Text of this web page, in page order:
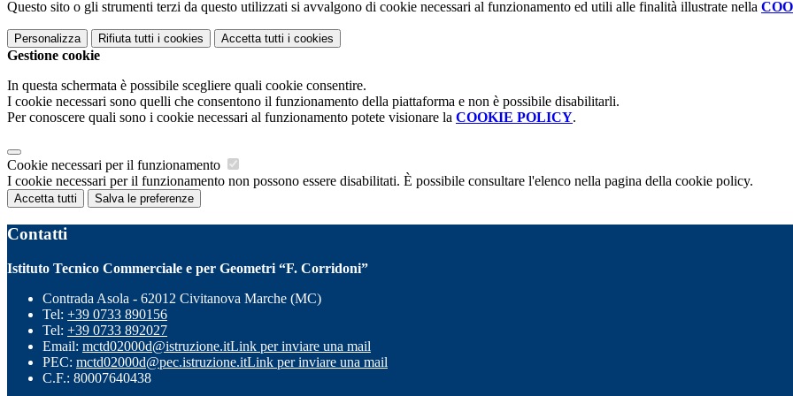
Questo sito o gli strumenti terzi da questo utilizzati si avvalgono di cookie necessari al funzionamento ed utili alle finalità illustrate nella
Personalizza Rifiuta tutti i cookies Accetta tutti i cookies
Gestione cookie
In questa schermata è possibile scegliere quali cookie consentire.
I cookie necessari sono quelli che consentono il funzionamento della piattaforma e non è possibile disabilitarli.
Per conoscere quali sono i cookie necessari al funzionamento potete visionare la COOKIE POLICY.
Cookie necessari per il funzionamento
I cookie necessari per il funzionamento non possono essere disabilitati. È possibile consultare l'elenco nella pagina della cookie policy.
Accetta tutti Salva le preferenze
Contatti
Istituto Tecnico Commerciale e per Geometri “F. Corridoni”
Contrada Asola - 62012 Civitanova Marche (MC)
Tel: +39 0733 890156
Tel: +39 0733 892027
Email: mctd02000d@istruzione.itLink per inviare una mail
PEC: mctd02000d@pec.istruzione.itLink per inviare una mail
C.F.: 80007640438